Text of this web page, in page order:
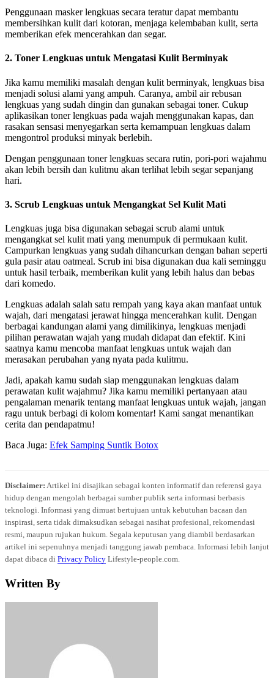
Penggunaan masker lengkuas secara teratur dapat membantu
membersihkan kulit dari kotoran, menjaga kelembaban kulit, serta
memberikan efek mencerahkan dan segar.
2. Toner Lengkuas untuk Mengatasi Kulit Berminyak
Jika kamu memiliki masalah dengan kulit berminyak, lengkuas bisa
menjadi solusi alami yang ampuh. Caranya, ambil air rebusan
lengkuas yang sudah dingin dan gunakan sebagai toner. Cukup
aplikasikan toner lengkuas pada wajah menggunakan kapas, dan
rasakan sensasi menyegarkan serta kemampuan lengkuas dalam
mengontrol produksi minyak berlebih.
Dengan penggunaan toner lengkuas secara rutin, pori-pori wajahmu
akan lebih bersih dan kulitmu akan terlihat lebih segar sepanjang
hari.
3. Scrub Lengkuas untuk Mengangkat Sel Kulit Mati
Lengkuas juga bisa digunakan sebagai scrub alami untuk
mengangkat sel kulit mati yang menumpuk di permukaan kulit.
Campurkan lengkuas yang sudah dihancurkan dengan bahan seperti
gula pasir atau oatmeal. Scrub ini bisa digunakan dua kali seminggu
untuk hasil terbaik, memberikan kulit yang lebih halus dan bebas
dari komedo.
Lengkuas adalah salah satu rempah yang kaya akan manfaat untuk
wajah, dari mengatasi jerawat hingga mencerahkan kulit. Dengan
berbagai kandungan alami yang dimilikinya, lengkuas menjadi
pilihan perawatan wajah yang mudah didapat dan efektif. Kini
saatnya kamu mencoba manfaat lengkuas untuk wajah dan
merasakan perubahan yang nyata pada kulitmu.
Jadi, apakah kamu sudah siap menggunakan lengkuas dalam
perawatan kulit wajahmu? Jika kamu memiliki pertanyaan atau
pengalaman menarik tentang manfaat lengkuas untuk wajah, jangan
ragu untuk berbagi di kolom komentar! Kami sangat menantikan
cerita dan pendapatmu!
Baca Juga: Efek Samping Suntik Botox
Disclaimer: Artikel ini disajikan sebagai konten informatif dan referensi gaya
hidup dengan mengolah berbagai sumber publik serta informasi berbasis
teknologi. Informasi yang dimuat bertujuan untuk kebutuhan bacaan dan
inspirasi, serta tidak dimaksudkan sebagai nasihat profesional, rekomendasi
resmi, maupun rujukan hukum. Segala keputusan yang diambil berdasarkan
artikel ini sepenuhnya menjadi tanggung jawab pembaca. Informasi lebih lanjut
dapat dibaca di Privacy Policy Lifestyle-people.com.
Written By